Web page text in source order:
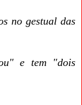
no gestual das
e tem "dois